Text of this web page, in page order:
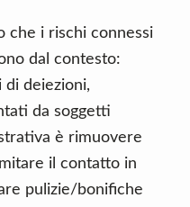
che i rischi connessi
dal contesto:
di deiezioni,
da soggetti
è rimuovere
il contatto in
pulizie/bonifiche